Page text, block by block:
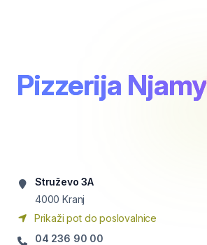
Pizzerija Njamy
Struževo 3A
4000 Kranj
Prikaži pot do poslovalnice
04 236 90 00